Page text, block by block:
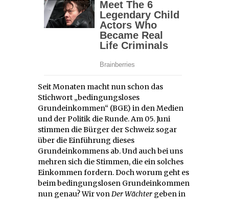
Seit Monaten macht nun schon das
Stichwort „bedingungsloses
Grundeinkommen“ (BGE) in den Medien
und der Politik die Runde. Am 05. Juni
stimmen die Bürger der Schweiz sogar
über die Einführung dieses
Grundeinkommens ab. Und auch bei uns
mehren sich die Stimmen, die ein solches
Einkommen fordern. Doch worum geht es
beim bedingungslosen Grundeinkommen
nun genau? Wir vonDer Wächter geben in